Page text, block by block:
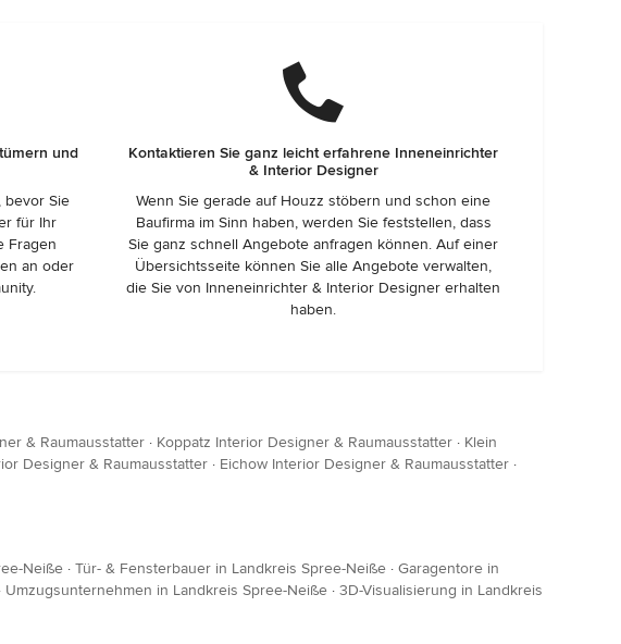
und
bevor Sie
für Ihr
Fragen
an oder
Kontaktieren Sie ganz leicht erfahrene Inneneinrichter
& Interior Designer
Wenn Sie gerade auf Houzz stöbern und schon eine
Baufirma im Sinn haben, werden Sie feststellen, dass
Sie ganz schnell Angebote anfragen können. Auf einer
Übersichtsseite können Sie alle Angebote verwalten,
die Sie von Inneneinrichter & Interior Designer erhalten
haben.
& Raumausstatter · Koppatz Interior Designer & Raumausstatter · Klein
Designer & Raumausstatter · Eichow Interior Designer & Raumausstatter ·
Neiße · Tür- & Fensterbauer in Landkreis Spree-Neiße · Garagentore in
· Umzugsunternehmen in Landkreis Spree-Neiße · 3D-Visualisierung in Landkreis